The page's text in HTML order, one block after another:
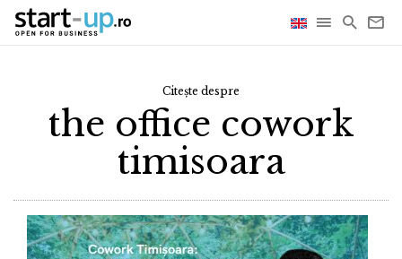
Citește despre
the office cowork
timisoara